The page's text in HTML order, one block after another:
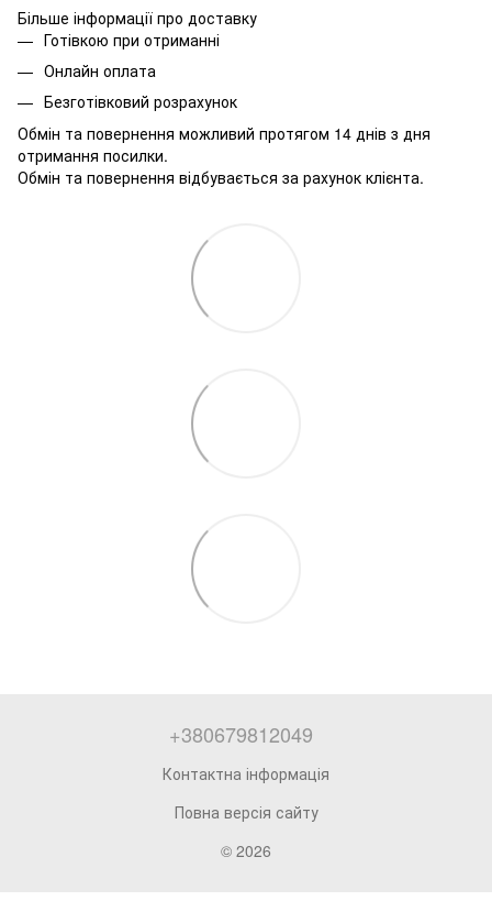
Більше інформації про доставку
Готівкою при отриманні
Онлайн оплата
Безготівковий розрахунок
Обмін та повернення можливий протягом 14 днів з дня
отримання посилки.
Обмін та повернення відбувається за рахунок клієнта.
+380679812049
Контактна інформація
Повна версія сайту
© 2026